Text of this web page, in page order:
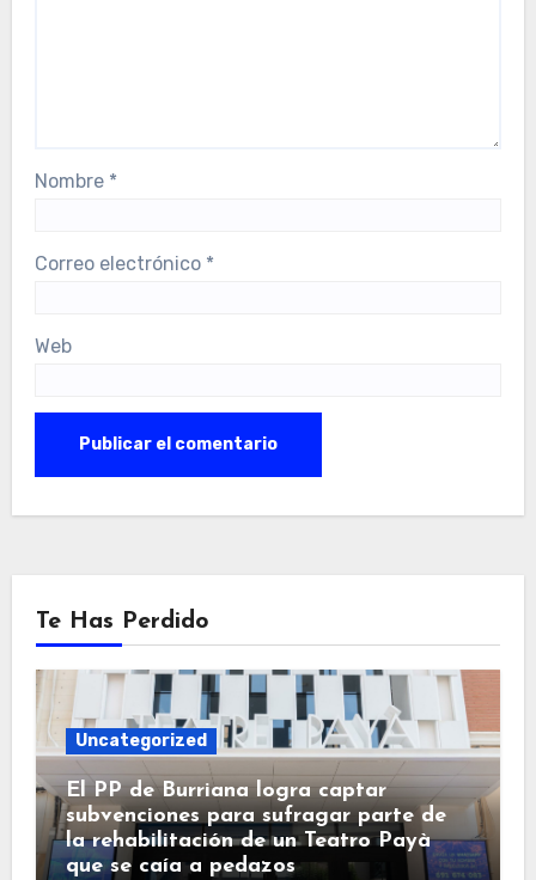
Nombre *
Correo electrónico *
Web
Te Has Perdido
Uncategorized
El PP de Burriana logra captar
subvenciones para sufragar parte de
la rehabilitación de un Teatro Payà
que se caía a pedazos